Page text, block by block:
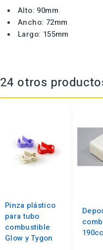
Alto: 90mm
Ancho: 72mm
Largo: 155mm
24 otros
Pinza plástico
para tubo
combustible
Glow y Tygon
190cc